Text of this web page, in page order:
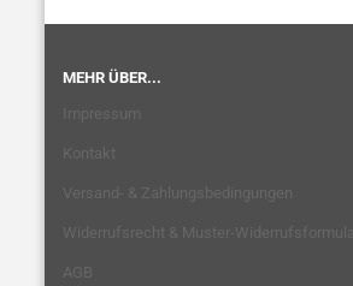
MEHR ÜBER...
Impressum
Kontakt
Versand- & Zahlungsbedingungen
Widerrufsrecht & Muster-
AGB